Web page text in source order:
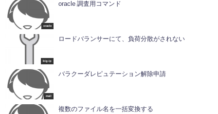
oracle
oracle 調査用コマンド
big-ip
ロードバランサーにて、負荷分散がされない
mail
バラクーダレピュテーション解除申請
複数のファイル名を一括変換する